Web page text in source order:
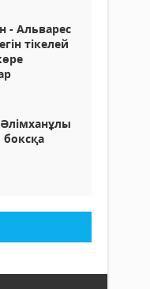
- Альварес
тікелей
боксқа